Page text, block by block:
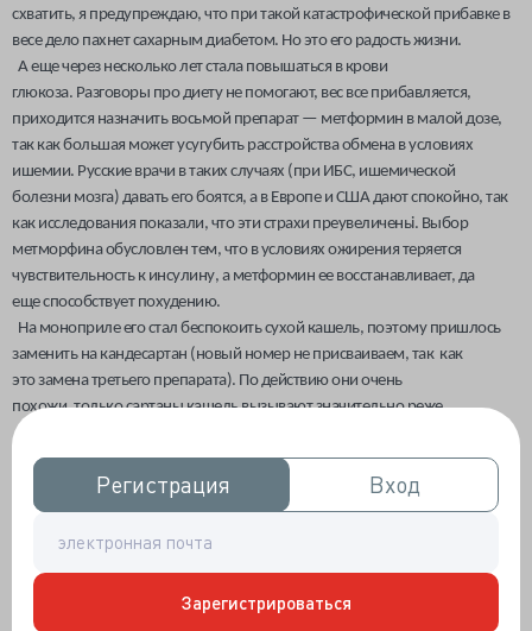
Регистрация
Регистрация Вход
Вход
Зарегистрироваться
схватить, я предупреждаю, что при такой катастрофической прибавке в
весе дело пахнет сахарным диабетом. Но это его радость жизни.
А еще через несколько лет стала повышаться в крови
глюкоза. Разговоры про диету не помогают, вес все прибавляется,
приходится назначить восьмой препарат — метформин в малой дозе,
так как большая может усугубить расстройства обмена в условиях
ишемии. Русские врачи в таких случаях (при ИБС, ишемической
болезни мозга) давать его боятся, а в Европе и США дают спокойно, так
как исследования показали, что эти страхи преувеличеньі. Выбор
метморфина обусловлен тем, что в условиях ожирения теряется
чувствительность к инсулину, а метформин ее восстанавливает, да
еще способствует похудению.
На моноприле его стал беспокоить сухой кашель, поэтому пришлось
заменить на кандесартан (новый номер не присваиваем, так как
это замена третьего препарата). По действию они очень
похожи, только сартаны кашель вызывают значительно реже.
А к этому времени появились проблемы с мочеиспусканием, и уролог
назначил еще три препарата так как на операцию ни уролог, ни больной
не согласны. Итак, девятый препарат омник,способствует отхождению
мочи, десятый — проскар для уменьшения объема предстательной
железы и одиннадцатый (сомнительный, но очень часто назначаемый)
Жизнь налаживается — теперь ночью он уже ходит в туалет только два-